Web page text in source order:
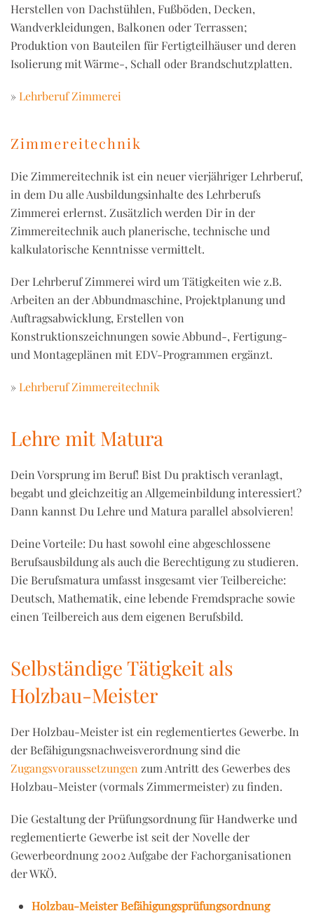
Herstellen von Dachstühlen, Fußböden, Decken,
Wandverkleidungen, Balkonen oder Terrassen;
Produktion von Bauteilen für Fertigteilhäuser und deren
Isolierung mit Wärme-, Schall oder Brandschutzplatten.
»Lehrberuf Zimmerei
Zimmereitechnik
Die Zimmereitechnik ist ein neuer vierjähriger Lehrberuf,
in dem Du alle Ausbildungsinhalte des Lehrberufs
Zimmerei erlernst. Zusätzlich werden Dir in der
Zimmereitechnik auch planerische, technische und
kalkulatorische Kenntnisse vermittelt.
Der Lehrberuf Zimmerei wird um Tätigkeiten wie z.B.
Arbeiten an der Abbundmaschine, Projektplanung und
Auftragsabwicklung, Erstellen von
Konstruktionszeichnungen sowie Abbund-, Fertigung-
und Montageplänen mit EDV-Programmen ergänzt.
»Lehrberuf Zimmereitechnik
Lehre mit Matura
Dein Vorsprung im Beruf! Bist Du praktisch veranlagt,
begabt und gleichzeitig an Allgemeinbildung interessiert?
Dann kannst Du Lehre und Matura parallel absolvieren!
Deine Vorteile: Du hast sowohl eine abgeschlossene
Berufsausbildung als auch die Berechtigung zu studieren.
Die Berufsmatura umfasst insgesamt vier Teilbereiche:
Deutsch, Mathematik, eine lebende Fremdsprache sowie
einen Teilbereich aus dem eigenen Berufsbild.
Selbständige Tätigkeit als
Holzbau-Meister
Der Holzbau-Meister ist ein reglementiertes Gewerbe. In
der Befähigungsnachweisverordnung sind die
Zugangsvoraussetzungen zum Antritt des Gewerbes des
Holzbau-Meister (vormals Zimmermeister) zu finden.
Die Gestaltung der Prüfungsordnung für Handwerke und
reglementierte Gewerbe ist seit der Novelle der
Gewerbeordnung 2002 Aufgabe der Fachorganisationen
der WKÖ.
Holzbau-Meister Befähigungsprüfungsordnung